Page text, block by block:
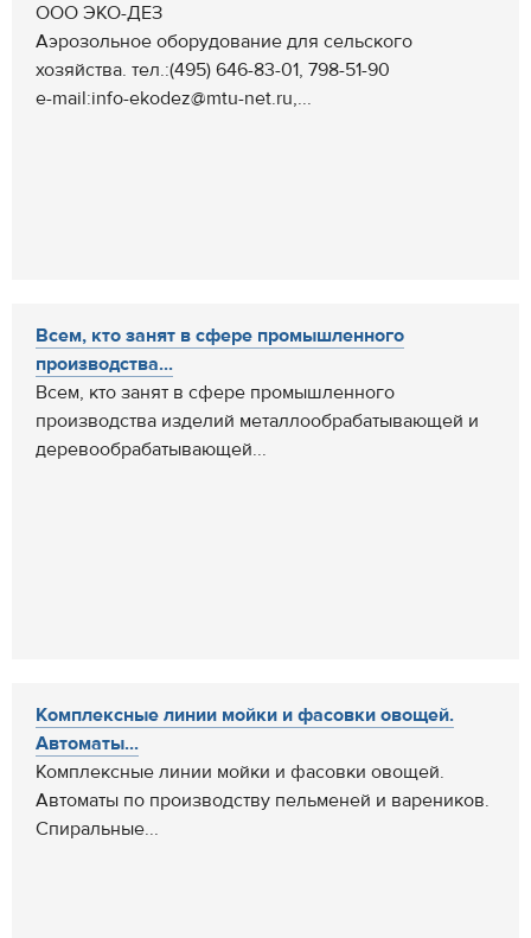
ООО ЭКО-ДЕЗ
Аэрозольное оборудование для сельского
хозяйства. тел.:(495) 646-83-01, 798-51-90
e-mail:info-ekodez@mtu-net.ru,...
Всем, кто занят в сфере промышленного
производства...
Всем, кто занят в сфере промышленного
производства изделий металлообрабатывающей и
деревообрабатывающей...
Комплексные линии мойки и фасовки овощей.
Автоматы...
Комплексные линии мойки и фасовки овощей.
Автоматы по производству пельменей и вареников.
Спиральные...